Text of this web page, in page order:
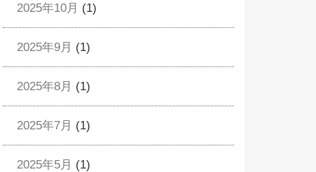
2025年10月 (1)
2025年9月 (1)
2025年8月 (1)
2025年7月 (1)
2025年5月 (1)